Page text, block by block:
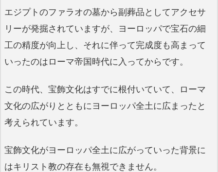
エジプトのファラオの墓から副葬品としてアクセサ
リーが発掘されていますが、ヨーロッパで宝石の細
工の精度が向上し、それに伴って完成度も高まって
いったのはローマ帝国時代に入ってからです。
この時代、宝飾文化はすでに根付いていて、ローマ
文化の広がりとともにヨーロッパ全土に広まったと
考えられています。
宝飾文化がヨーロッパ全土に広がっていった背景に
はキリスト教の存在も無視できません。